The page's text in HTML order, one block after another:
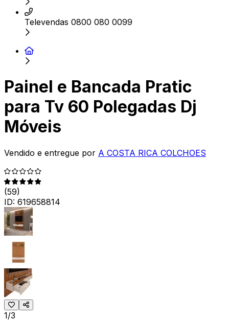
Televendas 0800 080 0099
Painel e Bancada Pratic
para Tv 60 Polegadas Dj
Móveis
Vendido e entregue por A COSTA RICA COLCHOES
(59)
ID: 619658814
1/3